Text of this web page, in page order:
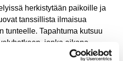
herkistytään paikoille ja
tanssillista ilmaisua
tunteelle. Tapahtuma kutsuu
jonka aikana
moniaistisesti.